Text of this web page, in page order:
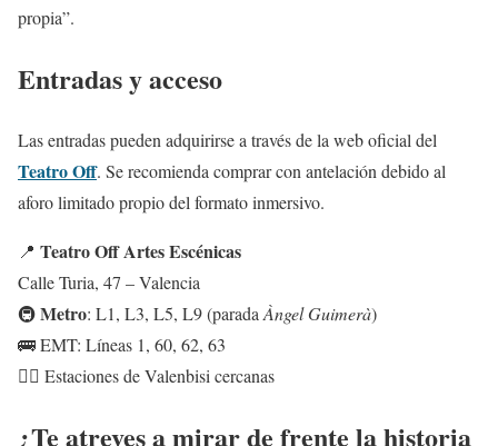
propia”.
Entradas y acceso
Las entradas pueden adquirirse a través de la web oficial del
Teatro Off. Se recomienda comprar con antelación debido al
aforo limitado propio del formato inmersivo.
📍 Teatro Off Artes Escénicas
Calle Turia, 47 – Valencia
🚇Metro: L1, L3, L5, L9 (parada Àngel Guimerà)
🚌 EMT: Líneas 1, 60, 62, 63
🚴‍♀️ Estaciones de Valenbisi cercanas
¿Te atreves a mirar de frente la historia